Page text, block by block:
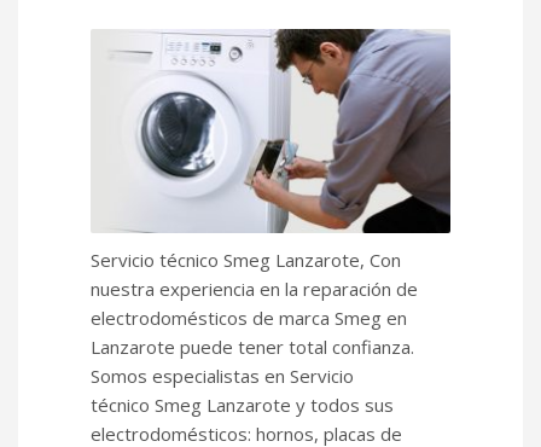
Servicio técnico Smeg Lanzarote, Con
nuestra experiencia en la reparación de
electrodomésticos de marca Smeg en
Lanzarote puede tener total confianza.
Somos especialistas en Servicio
técnico Smeg Lanzarote y todos sus
electrodomésticos: hornos, placas de